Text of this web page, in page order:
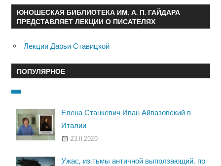
ЮНОШЕСКАЯ БИБЛИОТЕКА ИМ. А. П. ГАЙДАРА
ПРЕДСТАВЛЯЕТ ЛЕКЦИИ О ПИСАТЕЛЯХ
Лекции Дарьи Ставицкой
ПОПУЛЯРНОЕ
Елена Станкевич Иван Айвазовский в
Италии
23.11.2020
Ужас, из тьмы античной выползающий, по